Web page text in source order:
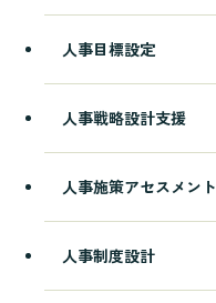
人事目標設定
人事戦略設計支援
人事施策アセスメント
人事制度設計